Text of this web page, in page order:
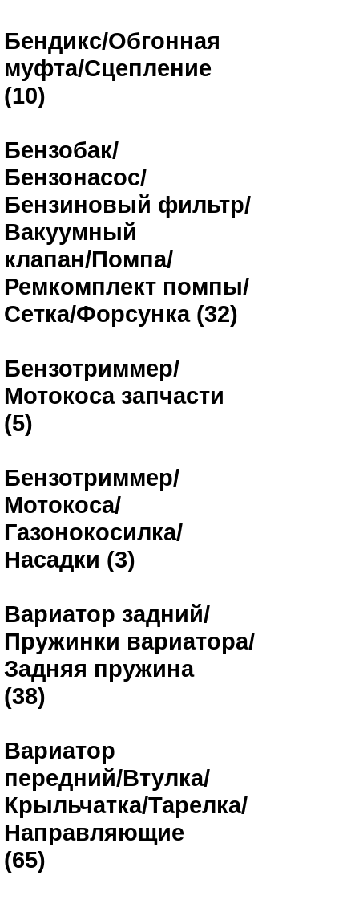
Бендикс/Обгонная
муфта/Сцепление
(10)
Бензобак/
Бензонасос/
Бензиновый фильтр/
Вакуумный
клапан/Помпа/
Ремкомплект помпы/
Сетка/Форсунка (32)
Бензотриммер/
Мотокоса запчасти
(5)
Бензотриммер/
Мотокоса/
Газонокосилка/
Насадки (3)
Вариатор задний/
Пружинки вариатора/
Задняя пружина
(38)
Вариатор
передний/Втулка/
Крыльчатка/Тарелка/
Направляющие
(65)